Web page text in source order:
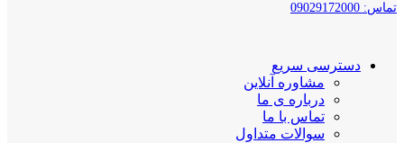
تماس: 09029172000
دسترسی سریع
مشاوره آنلاین
درباره ی ما
تماس با ما
سوالات متداول